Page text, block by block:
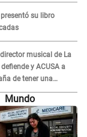
su libro
musical de La
y ACUSA a
de tener una
él y otros integrantes
Mundo